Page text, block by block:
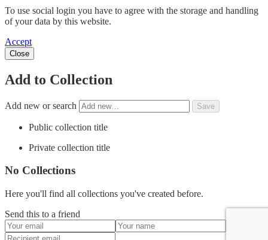
To use social login you have to agree with the storage and handling
of your data by this website.
Accept
Close
Add to Collection
Add new or search
Public collection title
Private collection title
No Collections
Here you'll find all collections you've created before.
Send this to a friend